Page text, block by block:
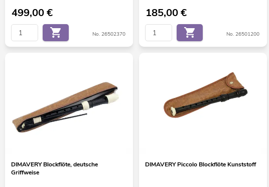
499,00€
No. 26502370
185,00€
No. 26501200
DIMAVERY Blockflöte, deutsche
Griffweise
DIMAVERY Piccolo Blockflöte Kunststoff